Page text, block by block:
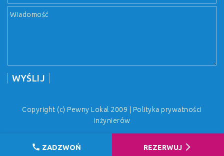
Copyright (c) Pewny Lokal 2009 | Polityka prywatności
inżynierów
call ZADZWOŃ REZERWUJ arrow_forward_ios